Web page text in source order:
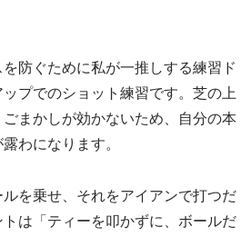
防ぐために私が一推しする練習ド
プでのショット練習です。芝の上
まかしが効かないため、自分の本
わになります。
を乗せ、それをアイアンで打つだ
は「ティーを叩かずに、ボールだ